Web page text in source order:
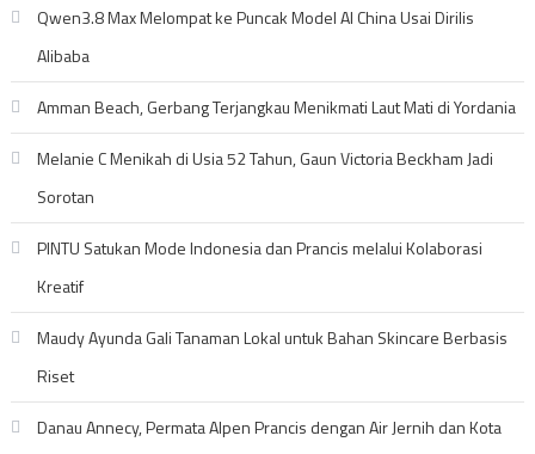
Qwen3.8 Max Melompat ke Puncak Model AI China Usai Dirilis
Alibaba
Amman Beach, Gerbang Terjangkau Menikmati Laut Mati di Yordania
Melanie C Menikah di Usia 52 Tahun, Gaun Victoria Beckham Jadi
Sorotan
PINTU Satukan Mode Indonesia dan Prancis melalui Kolaborasi
Kreatif
Maudy Ayunda Gali Tanaman Lokal untuk Bahan Skincare Berbasis
Riset
Danau Annecy, Permata Alpen Prancis dengan Air Jernih dan Kota